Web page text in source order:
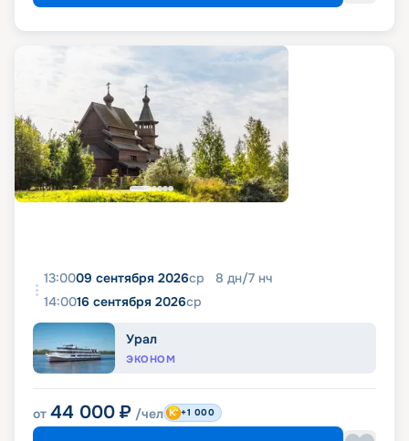
13:0009 сентября 2026ср 8 дн/7 нч
14:0016 сентября 2026ср
Урал
ЭКОНОМ
от 44 000 ₽ /чел +1 000